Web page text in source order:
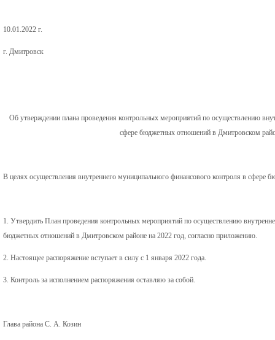
10.01.2022
г. Дмитровск
Об утверждении плана проведения контрольных мероприятий по осуществлению
сфере бюджетных отношений в Дмитровском
В целях осуществления внутреннего муниципального финансового контроля в
1. Утвердить План проведения контрольных мероприятий по осуществлению
бюджетных отношений в Дмитровском районе на 2022 год, согласно приложению.
2. Настоящее распоряжение вступает в силу с 1 января 2022 года.
3. Контроль за исполнением распоряжения оставляю за собой.
Глава района С. А. Козин